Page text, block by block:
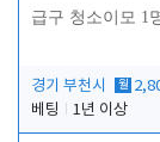
급구 청소이모 1
경기 부천시 월
베팅
1년 이상